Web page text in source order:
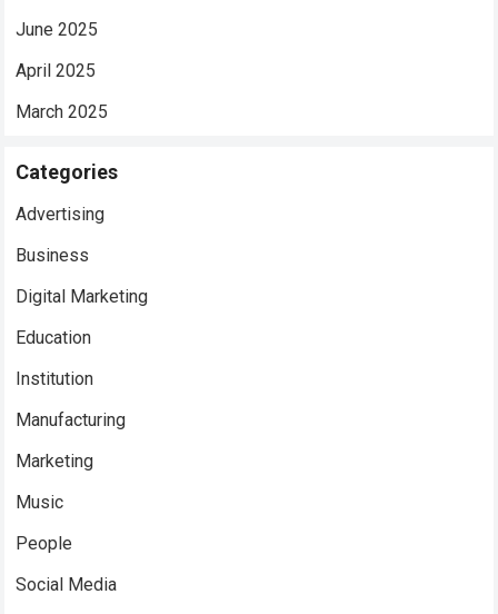
June 2025
April 2025
March 2025
Categories
Advertising
Business
Digital Marketing
Education
Institution
Manufacturing
Marketing
Music
People
Social Media